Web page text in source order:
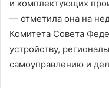
и комплектующих
— отметила она на
Комитета Совета
устройству,
самоуправлению и